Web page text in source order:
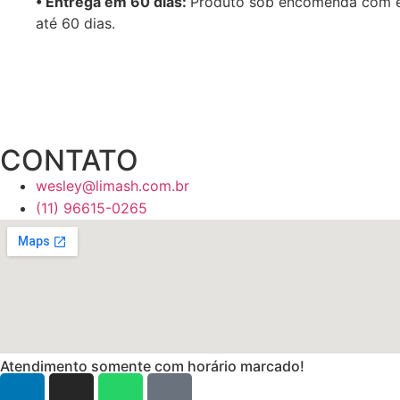
até 60 dias.
CONTATO
wesley@limash.com.br
(11) 96615-0265
Atendimento somente com horário marcado!